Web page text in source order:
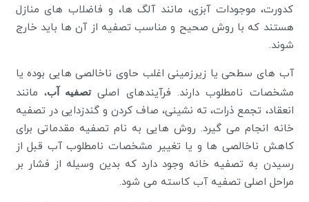
کدورت، موجودات آبزی، مانند آلگ ها، و فاضلاب های منازل
هستند که با روش صحیح و مناسب تصفیه از آن ها باید خارج
شوند.
آب های سطحی یا زیرزمینی اغلب حاوی ناخالصی هایی بوده یا
مشخصات نامطلوب دارند. فرآیندهای اصلیتصفیه آب، مانند
انعقاد، تجمع ذرات، ته نشینی، صاف کردن و گندزدایی در تصفیه
خانه انجام می گیرد. روش هایی به نام تصفیه مقدماتی برای
کاهش ناخالصی ها و یا تغییر مشخصات نامطلوب آب قبل از
رسیدن به تصفیه خانه وجود دارد که بدین وسیله از فشار بر
مراحل اصلی تصفیه آب کاسته می شود.